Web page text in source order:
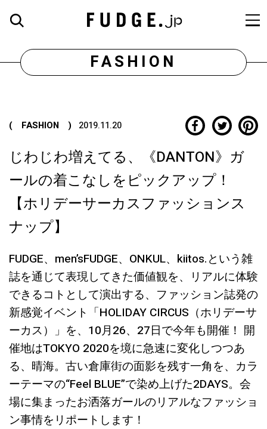
FASHION
( FASHION ) 2019.11.20
じわじわ増えてる、《DANTON》ガ
ールの着こなしをピックアップ！
【ホリデーサーカスファッションス
ナップ】
FUDGE、men’sFUDGE、ONKUL、kiitos.という雑
誌を通じて表現してきた価値観を、リアルに体験
できるコトとして演出する、ファッション誌発の
新感覚イベント「HOLIDAY CIRCUS（ホリデーサ
ーカス）」を、10月26、27日で今年も開催！ 開
催地はTOKYO 2020を境に急速に変化しつつあ
る、晴海。古い倉庫街の面影を残す一角を、カラ
ーテーマの“Feel BLUE”で染め上げた2DAYS。会
場に集まったお洒落ガールのリアルなファッショ
ン事情をリポートします！